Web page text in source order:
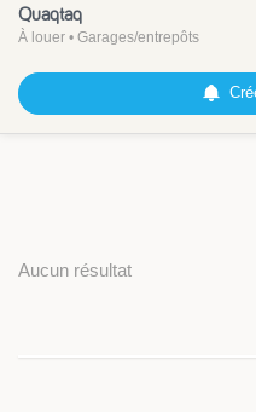
Quaqtaq
À louer • Garages/entrepôts
Aucun résultat